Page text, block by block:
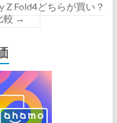
Z Fold4どちらが買い？
較 →